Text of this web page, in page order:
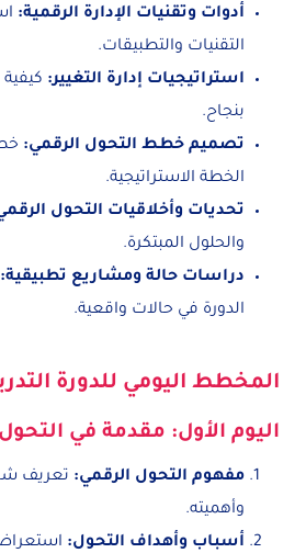
أدوات وتقنيات الإدارة الرقمية:
التقنيات والتطبيقات.
استراتيجيات إدارة التغيير:
بنجاح.
تصميم خطط التحول الرقمي:
الخطة الاستراتيجية.
تحديات وأخلاقيات التحول
والحلول المبتكرة.
دراسات حالة ومشاريع تطبيقية:
الدورة في حالات واقعية.
المخطط اليومي للدورة
اليوم الأول: مقدمة في
مفهوم التحول الرقمي: تعريف
وأهميته.
أسباب وأهداف التحول: